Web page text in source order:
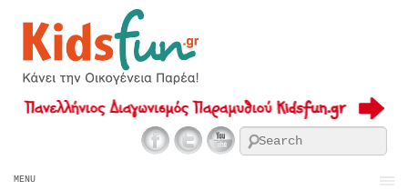
MENU